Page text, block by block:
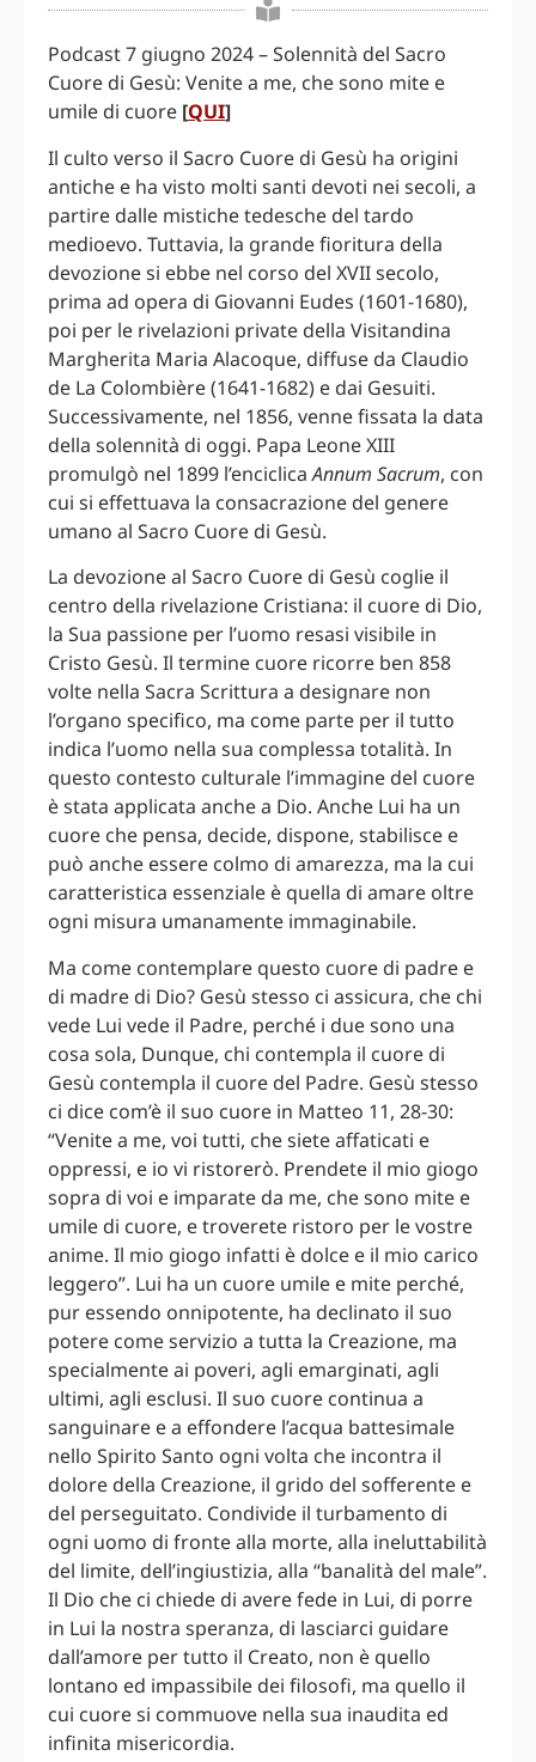
Podcast 7 giugno 2024 – Solennità del Sacro
Cuore di Gesù: Venite a me, che sono mite e
umile di cuore [QUI]
Il culto verso il Sacro Cuore di Gesù ha origini
antiche e ha visto molti santi devoti nei secoli, a
partire dalle mistiche tedesche del tardo
medioevo. Tuttavia, la grande fioritura della
devozione si ebbe nel corso del XVII secolo,
prima ad opera di Giovanni Eudes (1601-1680),
poi per le rivelazioni private della Visitandina
Margherita Maria Alacoque, diffuse da Claudio
de La Colombière (1641-1682) e dai Gesuiti.
Successivamente, nel 1856, venne fissata la data
della solennità di oggi. Papa Leone XIII
promulgò nel 1899 l’enciclicaAnnum Sacrum, con
cui si effettuava la consacrazione del genere
umano al Sacro Cuore di Gesù.
La devozione al Sacro Cuore di Gesù coglie il
centro della rivelazione Cristiana: il cuore di Dio,
la Sua passione per l’uomo resasi visibile in
Cristo Gesù. Il termine cuore ricorre ben 858
volte nella Sacra Scrittura a designare non
l’organo specifico, ma come parte per il tutto
indica l’uomo nella sua complessa totalità. In
questo contesto culturale l’immagine del cuore
è stata applicata anche a Dio. Anche Lui ha un
cuore che pensa, decide, dispone, stabilisce e
può anche essere colmo di amarezza, ma la cui
caratteristica essenziale è quella di amare oltre
ogni misura umanamente immaginabile.
Ma come contemplare questo cuore di padre e
di madre di Dio? Gesù stesso ci assicura, che chi
vede Lui vede il Padre, perché i due sono una
cosa sola, Dunque, chi contempla il cuore di
Gesù contempla il cuore del Padre. Gesù stesso
ci dice com’è il suo cuore in Matteo 11, 28-30:
“Venite a me, voi tutti, che siete affaticati e
oppressi, e io vi ristorerò. Prendete il mio giogo
sopra di voi e imparate da me, che sono mite e
umile di cuore, e troverete ristoro per le vostre
anime. Il mio giogo infatti è dolce e il mio carico
leggero”. Lui ha un cuore umile e mite perché,
pur essendo onnipotente, ha declinato il suo
potere come servizio a tutta la Creazione, ma
specialmente ai poveri, agli emarginati, agli
ultimi, agli esclusi. Il suo cuore continua a
sanguinare e a effondere l’acqua battesimale
nello Spirito Santo ogni volta che incontra il
dolore della Creazione, il grido del sofferente e
del perseguitato. Condivide il turbamento di
ogni uomo di fronte alla morte, alla ineluttabilità
del limite, dell’ingiustizia, alla “banalità del male”.
Il Dio che ci chiede di avere fede in Lui, di porre
in Lui la nostra speranza, di lasciarci guidare
dall’amore per tutto il Creato, non è quello
lontano ed impassibile dei filosofi, ma quello il
cui cuore si commuove nella sua inaudita ed
infinita misericordia.